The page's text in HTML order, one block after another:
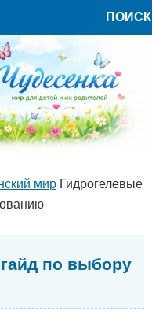
ПОИСК
мир Гидрогелевые
по выбору